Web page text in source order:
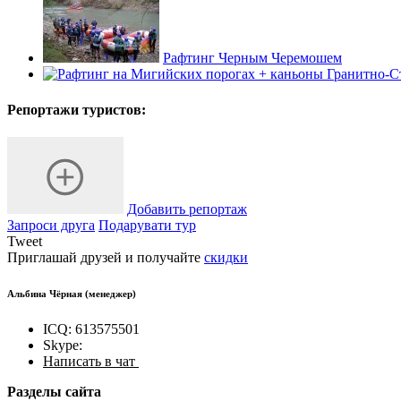
Рафтинг Черным Черемошем
Репортажи туристов:
Добавить репортаж
Запроси друга Подарувати тур
Tweet
Приглашай друзей и получайте скидки
Альбина Чёрная (менеджер)
ICQ: 613575501
Skype:
Написать в чат
Разделы сайта